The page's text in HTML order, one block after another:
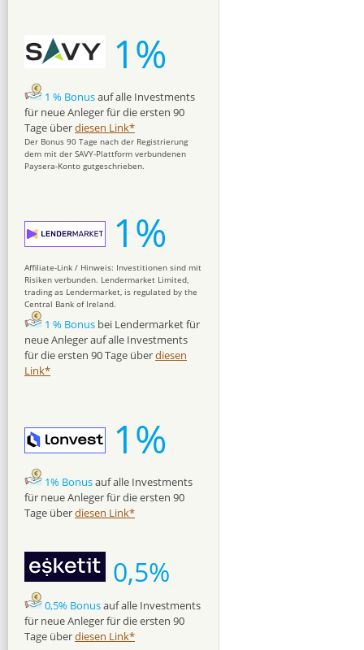
1%
1 % Bonusauf alle Investments
für neue Anleger für die ersten 90
Tage überdiesen Link*
Der Bonus 90 Tage nach der Registrierung
dem mit der SAVY-Plattform verbundenen
Paysera-Konto gutgeschrieben.
1%
Affiliate-Link / Hinweis: Investitionen sind mit
Risiken verbunden. Lendermarket Limited,
trading as Lendermarket, is regulated by the
Central Bank of Ireland.
1 % Bonus bei Lendermarket für
neue Anleger auf alle Investments
für die ersten 90 Tage überdiesen
Link*
1%
1% Bonusauf alle Investments
für neue Anleger für die ersten 90
Tage überdiesen Link*
0,5%
0,5% Bonusauf alle Investments
für neue Anleger für die ersten 90
Tage überdiesen Link*